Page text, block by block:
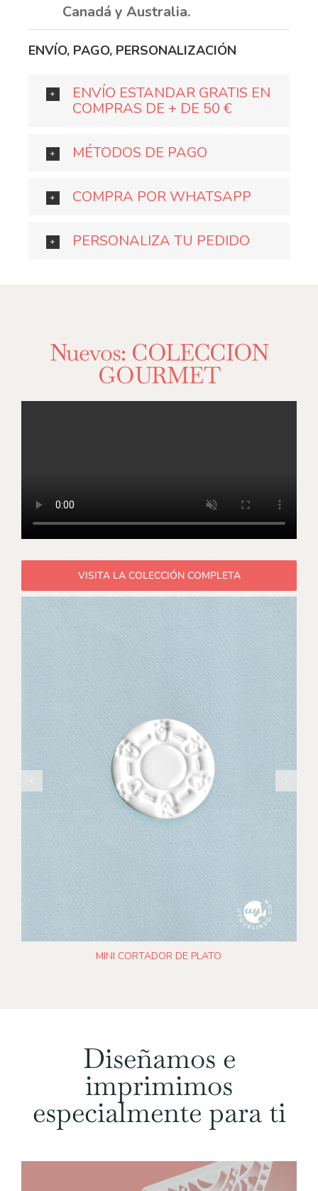
Canadá y Australia.
ENVÍO, PAGO, PERSONALIZACIÓN
ENVÍO ESTANDAR GRATIS EN
COMPRAS DE + DE 50 €
MÉTODOS DE PAGO
COMPRA POR WHATSAPP
PERSONALIZA TU PEDIDO
Nuevos: COLECCION
GOURMET
VISITA LA COLECCIÓN COMPLETA
MINI CORTADOR DE PLATO
AÑADIR AL CARRITO / DETALLES
Diseñamos e
imprimimos
especialmente para ti